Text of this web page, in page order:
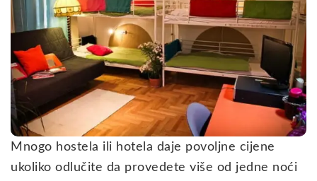
Mnogo hostela ili hotela daje povoljne cijene
ukoliko odlučite da provedete više od jedne noći